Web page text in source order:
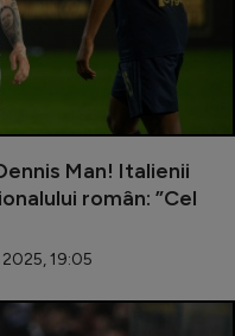
Man! Italienii
român: ”Cel
19:05